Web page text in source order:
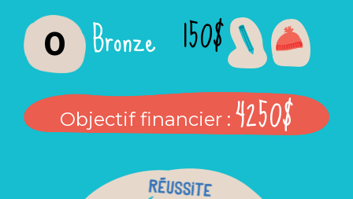
0 Bronze 150$
Objectif financier : 4250$